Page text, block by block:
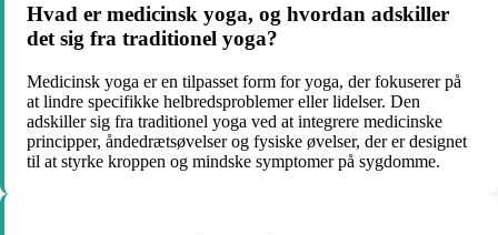
Hvad er medicinsk yoga, og hvordan adskiller
det sig fra traditionel yoga?
Medicinsk yoga er en tilpasset form for yoga, der fokuserer på
at lindre specifikke helbredsproblemer eller lidelser. Den
adskiller sig fra traditionel yoga ved at integrere medicinske
principper, åndedrætsøvelser og fysiske øvelser, der er designet
til at styrke kroppen og mindske symptomer på sygdomme.